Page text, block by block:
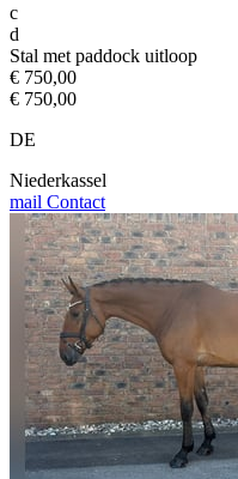
c
d
Stal met paddock uitloop
€ 750,00
€ 750,00
DE
Niederkassel
mail Contact